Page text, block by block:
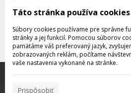
Súhlasím s
údajov
Odobrať
pomáhajú poskytovať služby.
Táto stránka používa cookies
Súbory cookies používame pre správne
stránky a jej funkcií. Pomocou súborov
pamätáme váš preferovaný jazyk,
zobrazovaných reklám, počítame
vaše nastavenia vykonané na stránke.
Prispôsobiť